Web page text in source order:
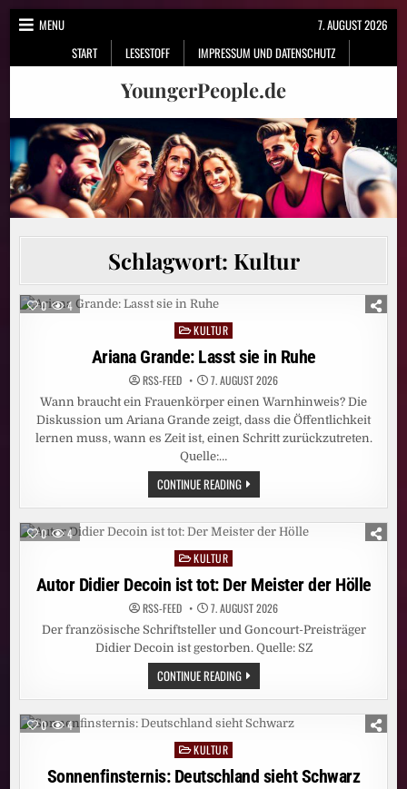
Skip
MENU
START
LESESTOFF IMPRESSUM UND DATENSCHUTZ
7. AUGUST 2026
YoungerPeople.de
Schlagwort: Kultur
0 4
Posted
in
KULTUR
Ariana Grande: Lasst sie in Ruhe
RSS-FEED 7. AUGUST 2026
Wann braucht ein Frauenkörper einen Warnhinweis? Die
Diskussion um Ariana Grande zeigt, dass die Öffentlichkeit
lernen muss, wann es Zeit ist, einen Schritt zurückzutreten.
Quelle:…
CONTINUE READINGARIANA
GRANDE:
LASST
SIE
IN
0 4
Posted
in
KULTUR
Autor Didier Decoin ist tot: Der Meister der Hölle
RSS-FEED 7. AUGUST 2026
Der französische Schriftsteller und Goncourt-Preisträger
Didier Decoin ist gestorben. Quelle: SZ
CONTINUE READINGAUTOR
DIDIER
DECOIN
IST
TOT:
HÖLLE
0 4
Posted
in
KULTUR
Sonnenfinsternis: Deutschland sieht Schwarz